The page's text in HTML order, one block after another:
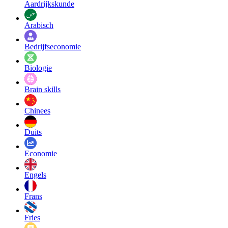
Aardrijkskunde
Arabisch
Bedrijfseconomie
Biologie
Brain skills
Chinees
Duits
Economie
Engels
Frans
Fries